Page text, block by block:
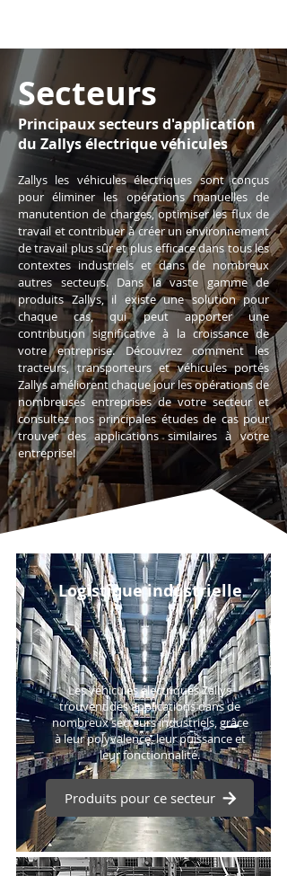
Secteurs
Principaux secteurs d'application
du Zallys électrique véhicules
Zallys les véhicules électriques sont conçus
pour éliminer les opérations manuelles de
manutention de charges, optimiser les flux de
travail et contribuer à créer un environnement
de travail plus sûr et plus efficace dans tous les
contextes industriels et dans de nombreux
autres secteurs. Dans la vaste gamme de
produits Zallys, il existe une solution pour
chaque cas, qui peut apporter une
contribution significative à la croissance de
votre entreprise. Découvrez comment les
tracteurs, transporteurs et véhicules portés
Zallys améliorent chaque jour les opérations de
nombreuses entreprises de votre secteur et
consultez nos principales études de cas pour
trouver des applications similaires à votre
entreprise!
Logistique industrielle
Les véhicules électriques Zallys
trouvent des applications dans de
nombreux secteurs industriels, grâce
à leur polyvalence, leur puissance et
leur fonctionnalité.
Produits pour ce secteur